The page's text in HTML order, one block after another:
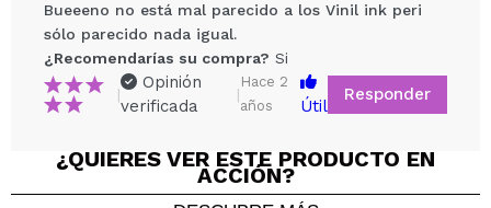
Compartir un vídeo o una foto
Bueeeno no está mal parecido a los Vinil ink peri
sólo parecido nada igual.
¿Recomendarías su compra? Si
|
Opinión
verificada
|
Hace 2
años
Útil
Responder
¿QUIERES VER ESTE PRODUCTO EN
ACCIÓN?